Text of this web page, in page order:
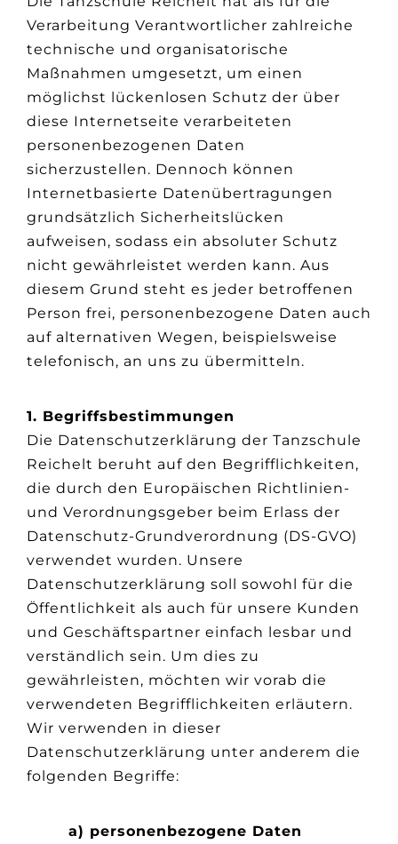
Verarbeitung Verantwortlicher zahlreiche
technische und organisatorische
Maßnahmen umgesetzt, um einen
möglichst lückenlosen Schutz der über
diese Internetseite verarbeiteten
personenbezogenen Daten
sicherzustellen. Dennoch können
Internetbasierte Datenübertragungen
grundsätzlich Sicherheitslücken
aufweisen, sodass ein absoluter Schutz
nicht gewährleistet werden kann. Aus
diesem Grund steht es jeder betroffenen
Person frei, personenbezogene Daten auch
auf alternativen Wegen, beispielsweise
telefonisch, an uns zu übermitteln.
1. Begriffsbestimmungen
Die Datenschutzerklärung der Tanzschule
Reichelt beruht auf den Begrifflichkeiten,
die durch den Europäischen Richtlinien-
und Verordnungsgeber beim Erlass der
Datenschutz-Grundverordnung (DS-GVO)
verwendet wurden. Unsere
Datenschutzerklärung soll sowohl für die
Öffentlichkeit als auch für unsere Kunden
und Geschäftspartner einfach lesbar und
verständlich sein. Um dies zu
gewährleisten, möchten wir vorab die
verwendeten Begrifflichkeiten erläutern.
Wir verwenden in dieser
Datenschutzerklärung unter anderem die
folgenden Begriffe:
a) personenbezogene Daten